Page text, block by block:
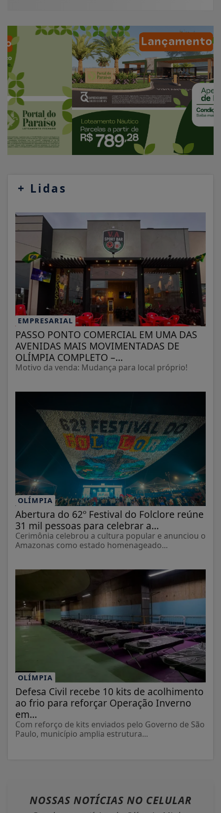
+ Lidas
EMPRESARIAL
PASSO PONTO COMERCIAL EM UMA DAS
AVENIDAS MAIS MOVIMENTADAS DE
OLÍMPIA COMPLETO –...
Motivo da venda: Mudança para local próprio!
OLÍMPIA
Abertura do 62º Festival do Folclore reúne
31 mil pessoas para celebrar a...
Cerimônia celebrou a cultura popular e anunciou o
Amazonas como estado homenageado...
OLÍMPIA
Defesa Civil recebe 10 kits de acolhimento
ao frio para reforçar Operação Inverno
em...
Com reforço de kits enviados pelo Governo de São
Paulo, município amplia estrutura...
NOSSAS NOTÍCIAS NO CELULAR